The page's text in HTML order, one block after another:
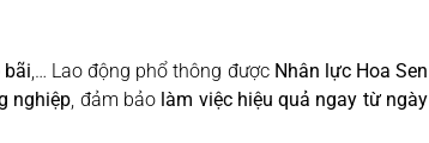
bãi ,… Lao động phổ thông được Nhân lực Hoa Sen
nghiệp , đảm bảo làm việc hiệu quả ngay từ ngày